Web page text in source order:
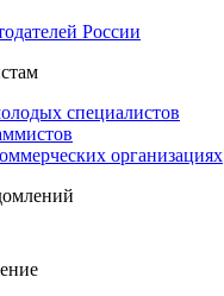
России
специалистов
организациях